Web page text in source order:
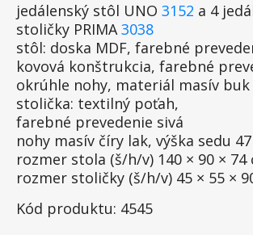
jedálenský stôl UNO 3152 a 4
stoličky PRIMA3038
stôl: doska MDF, farebné
kovová konštrukcia, farebné
okrúhle nohy, materiál masív buk
stolička: textilný poťah,
farebné prevedenie sivá
nohy masív číry lak, výška sedu
rozmer stola (š/h/v) 140 × 90 × 74
rozmer stoličky (š/h/v) 45 × 55 ×
Kód produktu: 4545